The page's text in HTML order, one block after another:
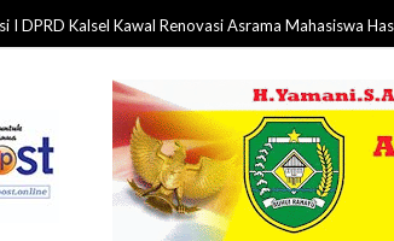
Kawal Renovasi Asrama Mahasiswa Hasanuddin